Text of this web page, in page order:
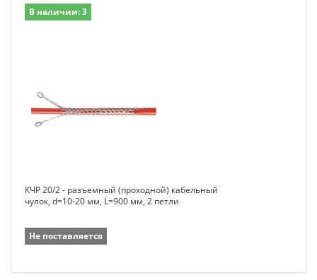
В наличии: 3
КЧР 20/2 - разъемный (проходной) кабельный
чулок, d=10-20 мм, L=900 мм, 2 петли
Не поставляется